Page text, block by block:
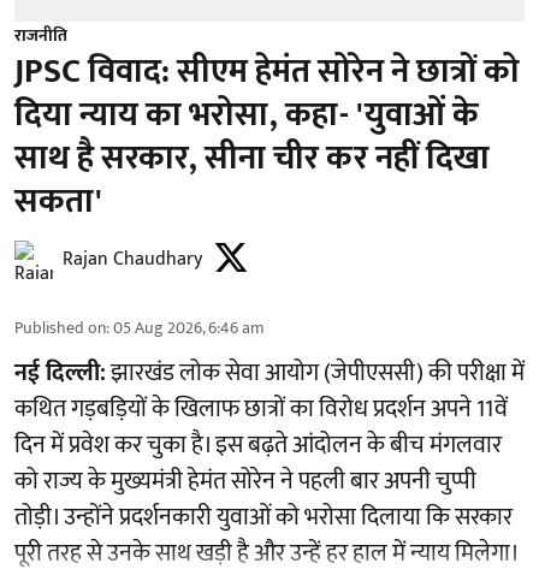
राजनीति
JPSC विवाद: सीएम हेमंत सोरेन ने छात्रों को
दिया न्याय का भरोसा, कहा- 'युवाओं के
साथ है सरकार, सीना चीर कर नहीं दिखा
सकता'
Rajan Chaudhary
Published on:05 Aug 2026, 6:46 am
नई दिल्ली:झारखंड लोक सेवा आयोग (जेपीएससी) की परीक्षा में
कथित गड़बड़ियों के खिलाफ छात्रों का विरोध प्रदर्शन अपने 11वें
दिन में प्रवेश कर चुका है। इस बढ़ते आंदोलन के बीच मंगलवार
को राज्य के मुख्यमंत्री हेमंत सोरेन ने पहली बार अपनी चुप्पी
तोड़ी। उन्होंने प्रदर्शनकारी युवाओं को भरोसा दिलाया कि सरकार
पूरी तरह से उनके साथ खड़ी है और उन्हें हर हाल में न्याय मिलेगा।